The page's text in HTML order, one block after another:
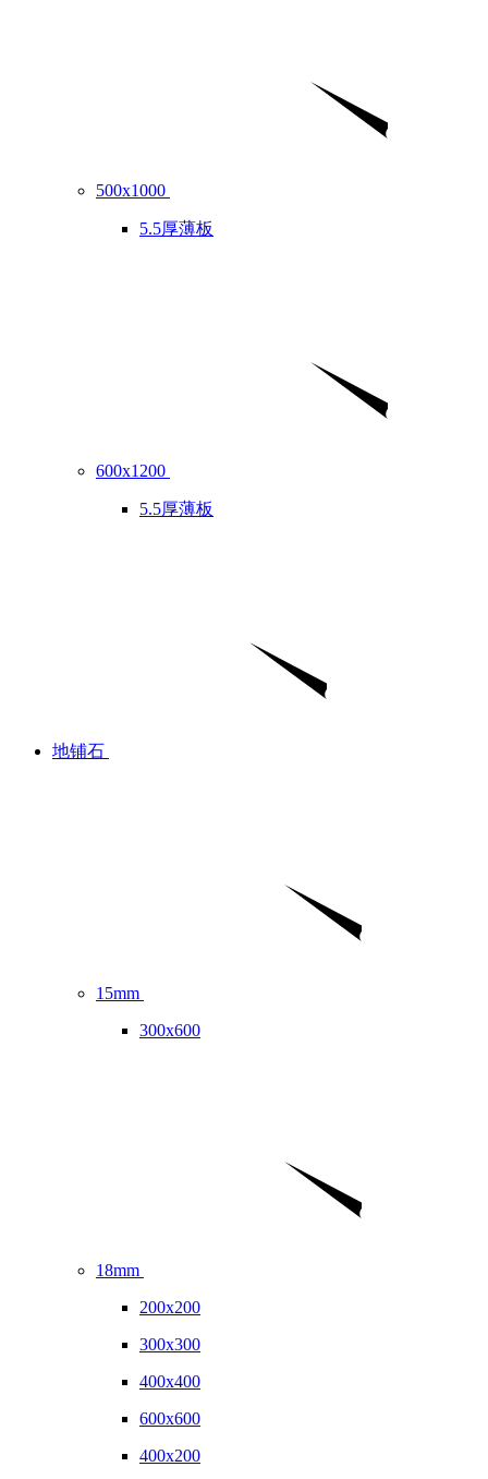
500x1000
5.5厚薄板
600x1200
5.5厚薄板
地铺石
15mm
300x600
18mm
200x200
300x300
400x400
600x600
400x200